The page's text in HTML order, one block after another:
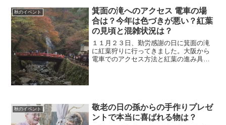
秋のイベント
箕面の滝へのアクセス 電車の場
合は？今年は色づきが悪い？紅葉
の見頃と混雑状況は？
１１月２３日、勤労感謝の日に箕面の滝
に紅葉狩りに行ってきました。大阪から
電車でのアクセス方法と紅葉の進み具
秋のイベント
敬老の日の孫からの手作りプレゼ
ントで本当に喜ばれる物は？